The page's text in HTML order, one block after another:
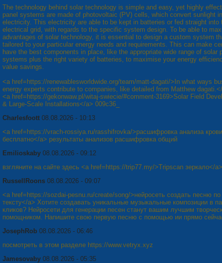
The technology behind solar technology is simple and easy, yet highly
panel systems are made of photovoltaic (PV) cells, which convert sunlight
electricity. This electricity are able to be kept in batteries or fed straight into
electrical grid, with regards to the specific system design. To be able to
advantages of solar technology, it is essential to design a custom system
tailored to your particular energy needs and requirements. This can make
have the best components in place, like the appropriate wide range of solar
systems plus the right variety of batteries, to maximise your energy
value savings.
<a href=https://renewablesworldwide.org/team/matt-dagati/>In what ways
energy experts contribute to companies, like detailed from Matthew
<a href=https://gekonwaw.pl/witaj-swiecie/#comment-3169>Solar Field
& Large-Scale Installations</a> 009c36_
Charlesfoott 08.08.2026 - 10:13
<a href=https://vrach-rossiya.ru/rasshifrovka/>расшифровка анализа
бесплатно</a> результаты анализов расшифровка общий
Emilioskaby 08.08.2026 - 09:12
взгляните на сайте здесь <a href=https://trip77.my/>Tripscan зеркало</a>
RussellRoons 08.08.2026 - 09:07
<a href=https://sozdai-pesnu.ru/create/song/>нейросеть создать песню по
тексту</a> Хотите создавать уникальные музыкальные композиции в
кликов? Нейросети для генерации песен станут вашим лучшим
помощником. Напишите свою первую песню с помощью ии прямо
JosephRob 08.08.2026 - 06:46
посмотреть в этом разделе https://www.vetryx.xyz
Jamesovaby 08.08.2026 - 05:35